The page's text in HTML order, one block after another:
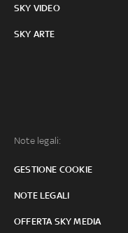
SKY VIDEO
SKY ARTE
Note legali:
GESTIONE COOKIE
NOTE LEGALI
OFFERTA SKY MEDIA